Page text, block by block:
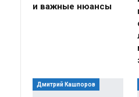
и важные нюансы
Дмитрий Кашпоров